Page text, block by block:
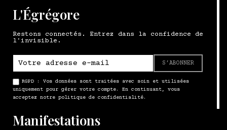
L'Égrégore
Restons connectés. Entrez dans la confidence de
l'invisible.
S’ABONNER
RGPD : Vos données sont traitées avec soin et utilisées
uniquement pour gérer votre compte. En continuant, vous
acceptez notre politique de confidentialité.
Manifestations